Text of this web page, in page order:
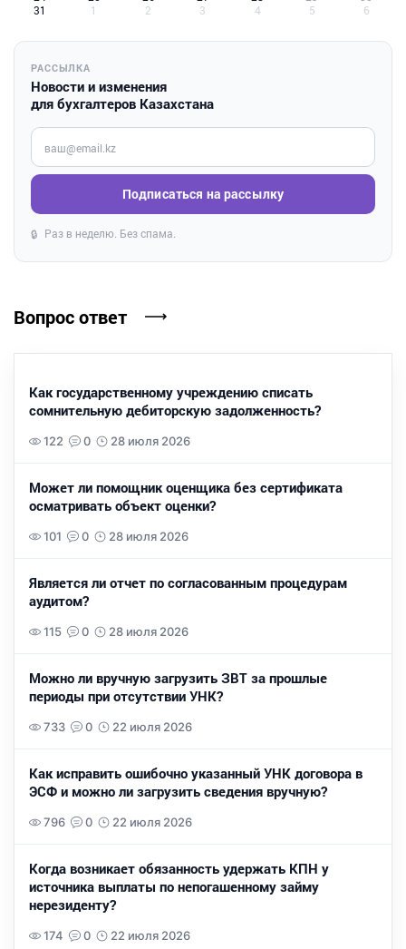
31
1 2 3 4 5 6
РАССЫЛКА
Новости и изменения
для бухгалтеров Казахстана
Введите ваш e-mail
Подписаться на рассылку
🔒 Раз в неделю. Без спама.
Вопрос ответ
Как государственному учреждению списать
сомнительную дебиторскую задолженность?
122 0 28 июля 2026
Может ли помощник оценщика без сертификата
осматривать объект оценки?
101 0 28 июля 2026
Является ли отчет по согласованным процедурам
аудитом?
115 0 28 июля 2026
Можно ли вручную загрузить ЗВТ за прошлые
периоды при отсутствии УНК?
733 0 22 июля 2026
Как исправить ошибочно указанный УНК договора в
ЭСФ и можно ли загрузить сведения вручную?
796 0 22 июля 2026
Когда возникает обязанность удержать КПН у
источника выплаты по непогашенному займу
нерезиденту?
174 0 22 июля 2026